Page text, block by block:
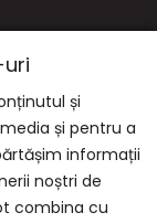
și
și pentru a
informații
noștri de
combina cu